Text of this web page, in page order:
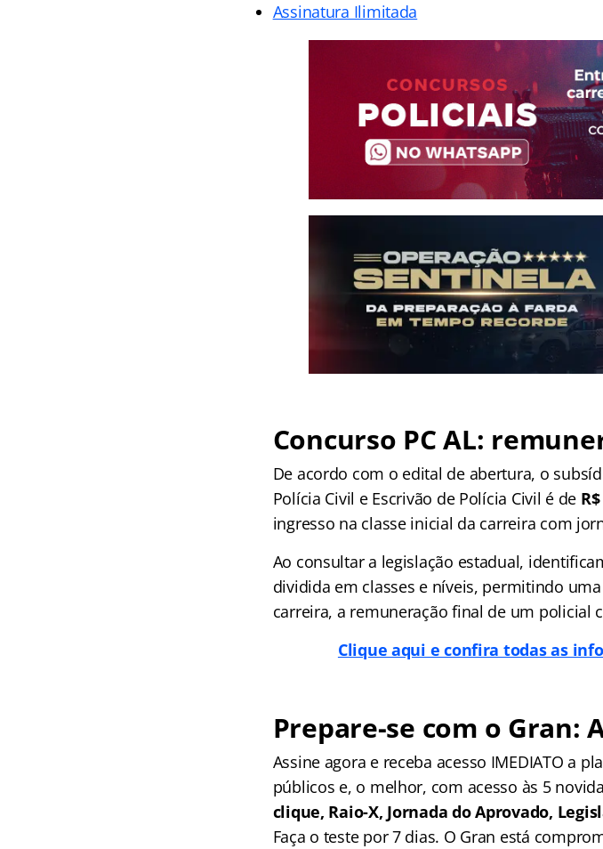
Assinatura Ilimitada
Concurso PC AL:
De acordo com o edital de abertura, o
Polícia Civil e Escrivão de Polícia Civil é de
ingresso na classe inicial da carreira com
Ao consultar a legislação estadual,
dividida em classes e níveis, permitindo
carreira, a remuneração final de um policial
Clique aqui e confira todas as
Prepare-se com o Gran:
Assine agora e receba acesso IMEDIATO a
públicos e, o melhor, com acesso às 5
clique, Raio-X, Jornada do Aprovado,
Faça o teste por 7 dias. O Gran está